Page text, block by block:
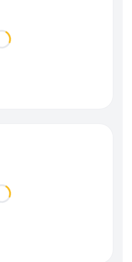
Loading...
Loading...